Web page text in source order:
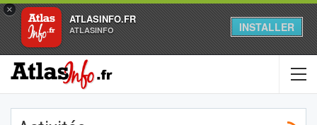
×
ATLASINFO.FR
ATLASINFO INSTALLER